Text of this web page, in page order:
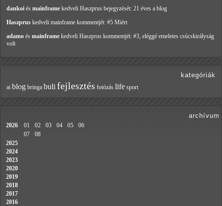
dankoi és mainframe kedveli Haszprus bejegyzését: 21 éves a blog
Haszprus kedveli mainframe kommentjét: #5 Miért
adamo és mainframe kedveli Haszprus kommentjét: #3, eléggé emeletes csúcskirályság
volt
kategóriák
ai blog bringa buli fejlesztés fotózás life sport
archívum
2026 01 02 03 04 05
06
07
08
2025
2024
2023
2020
2019
2018
2017
2016